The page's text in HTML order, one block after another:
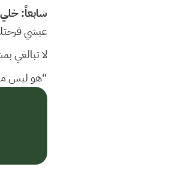
سابعاً:
عيشي
لا تبالغي
“هو ليس